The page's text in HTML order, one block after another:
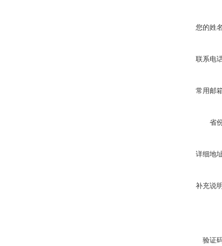
您的姓
联系电
常用邮
省
详细地
补充说
验证